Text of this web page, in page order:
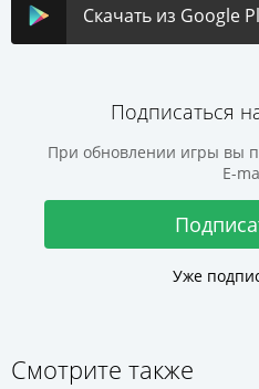
Скачать из Google
Подписаться
При обновлении игры вы
E-
Уже
Смотрите также